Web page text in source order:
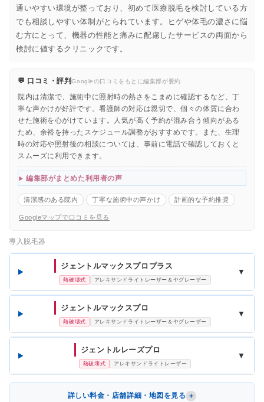
通いやすい環境が整っており、初めて医療脱毛を検討している方
でも相談しやすい体制がとられています。ヒゲや体毛の濃さに悩
む方にとって、機器の性能と痛みに配慮したサービスの両面から
検討に値するクリニックです。
💬 口コミ・評判Googleの口コミをもとに編集部が要約
院内は清潔で、施術中に照射時の熱さをこまめに確認するなど、丁
寧な声かけが好評です。看護師の対応は親切で、個々の体質に合わ
せた施術を心がけています。人気が高く予約が混み合う傾向がある
ため、余裕を持ったスケジュール調整がおすすめです。また、生理
時の対応や照射後の相談については、事前に電話で確認しておくと
スムーズに利用できます。
編集部がまとめた利用者の声
清潔感のある院内 丁寧な施術中の声かけ 計画的な予約推奨
Googleマップで口コミを見る
導入脱毛器
ジェントルマックスプロプラス
熱破壊式 アレキサンドライトレーザー＆ヤグレーザー
▼
ジェントルマックスプロ
熱破壊式 アレキサンドライトレーザー＆ヤグレーザー
▼
ジェントルレーズプロ
熱破壊式 アレキサンドライトレーザー
▼
詳しい料金・店舗詳細・地図を見る